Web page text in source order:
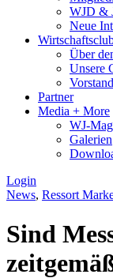
WJD &
Neue
Über
Unsere
Partner
Media + More
WJ-
Galerien
Login
News, Ressort
Sind